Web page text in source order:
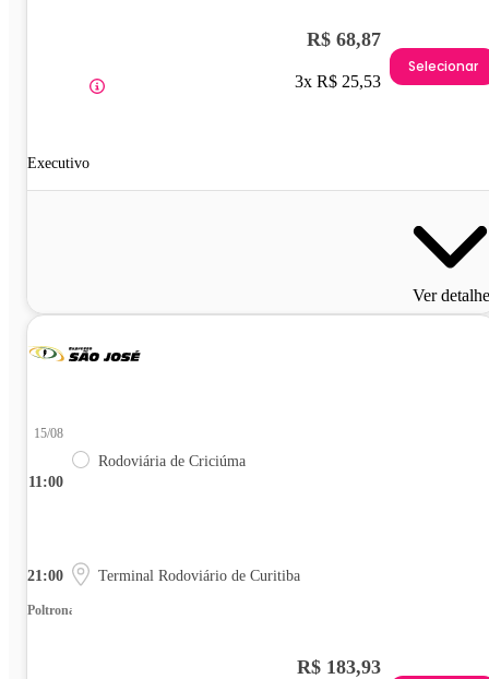
Executivo
R$ 68,87
3x R$ 25,53
Selecionar
Ver
11:00
15/08
Rodoviária de Criciúma
21:00 Terminal Rodoviário de Curitiba
Poltrona
R$ 183,93